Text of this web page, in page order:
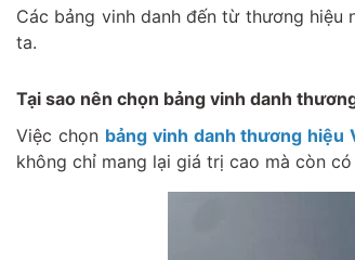
Các bảng vinh danh đến từ thương
ta.
Tại sao nên chọn bảng vinh danh
Việc chọn bảng vinh danh thương hiệu
không chỉ mang lại giá trị cao mà còn